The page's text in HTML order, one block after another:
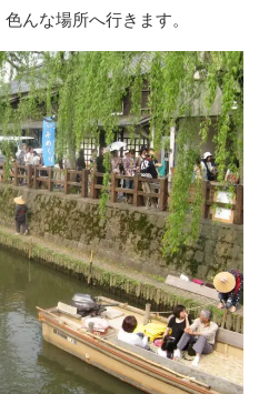
んな場所へ行きます。